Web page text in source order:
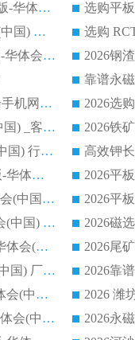
2026选购平板磁选机参考客户真实体验，华体会手机网页版-华体会(中国) 厂家行业口碑排名前列
2026平板磁选机靠谱厂家推荐_ 华体会手机网页版-华体会(中国) 凭借良好口碑获得众多客户认可
选购矿山 CTS 顺流磁选机找实体厂家，华体会手机网页版-华体会(中国) 按需定制设备配套完善售后
2026磁选机生产厂家哪家好?众多客户使用体验分享华体会手机网页版-华体会(中国)
2026湿式永磁磁选机厂家优选华体会手机网页版-华体会(中国) _客户真实使用心得分享
2026强磁滚筒合作厂家怎么选-华体会手机网页版-华体会(中国) 行业优质供应商参考指南
详解河沙磁选机选购方法_除铁器品牌及华体会手机网页版-华体会(中国) 企业解析
2026平板磁选机靠谱厂家怎么选？华体会手机网页版-华体会(中国) 凭硬实力甄选合作品牌
2026 水选磁选机厂商怎么选 潍坊华体会手机网页版-华体会(中国) 技术实力强
2026钾长石强磁辊式磁选机厂家推荐_华体会手机网页版-华体会(中国) 强磁磁选机价格
2026 铁矿干式磁选机品牌梳理 华体会手机网页版-华体会(中国) 厂家甄选要点
2026锰矿强磁辊式磁选机优选品牌_华体会手机网页版-华体会(中国) 专业厂家值得选择
2026山东湿式磁选机生产厂家推荐：华体会手机网页版-华体会(中国) ，深耕磁电领域十余载